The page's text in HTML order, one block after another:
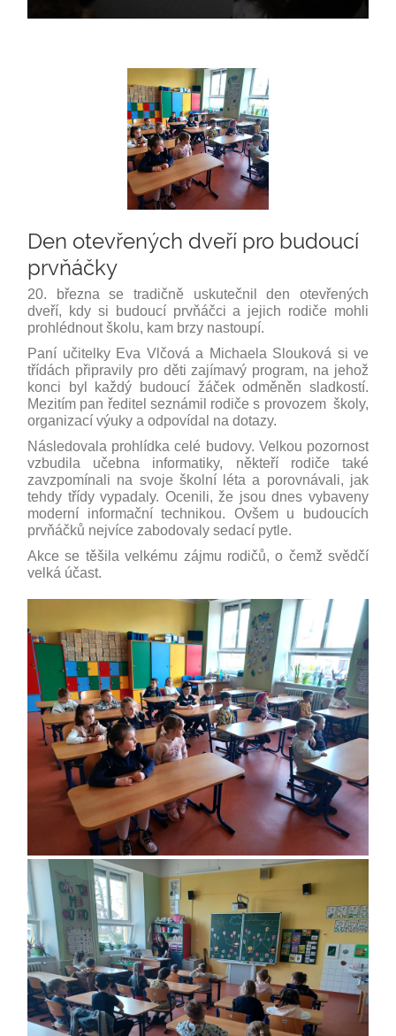
Den otevřených dveří pro budoucí
prvňáčky
20. března se tradičně uskutečnil den otevřených
dveří, kdy si budoucí prvňáčci a jejich rodiče mohli
prohlédnout školu, kam brzy nastoupí.
Paní učitelky Eva Vlčová a Michaela Slouková si ve
třídách připravily pro děti zajímavý program, na jehož
konci byl každý budoucí žáček odměněn sladkostí.
Mezitím pan ředitel seznámil rodiče s provozem školy,
organizací výuky a odpovídal na dotazy.
Následovala prohlídka celé budovy. Velkou pozornost
vzbudila učebna informatiky, někteří rodiče také
zavzpomínali na svoje školní léta a porovnávali, jak
tehdy třídy vypadaly. Ocenili, že jsou dnes vybaveny
moderní informační technikou. Ovšem u budoucích
prvňáčků nejvíce zabodovaly sedací pytle.
Akce se těšila velkému zájmu rodičů, o čemž svědčí
velká účast.